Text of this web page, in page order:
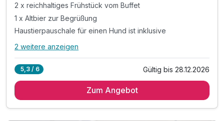
2 x reichhaltiges Frühstück vom Buffet
1 x Altbier zur Begrüßung
Haustierpauschale für einen Hund ist inklusive
Alle Inklusivleistungen
2 x reichhaltiges Frühstück vom Buffet
2 weitere anzeigen
5,3 / 6 Gültig bis 28.12.2026
Zum Angebot